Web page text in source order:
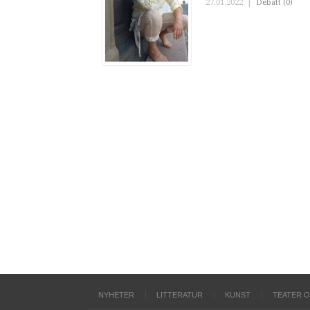
27.01.2022 | Debatt (0)
NYHETER LITTERATUR KUNST TEATER